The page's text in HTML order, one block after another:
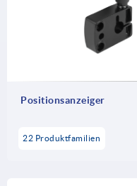
Positionsanzeiger
22 Produktfamilien